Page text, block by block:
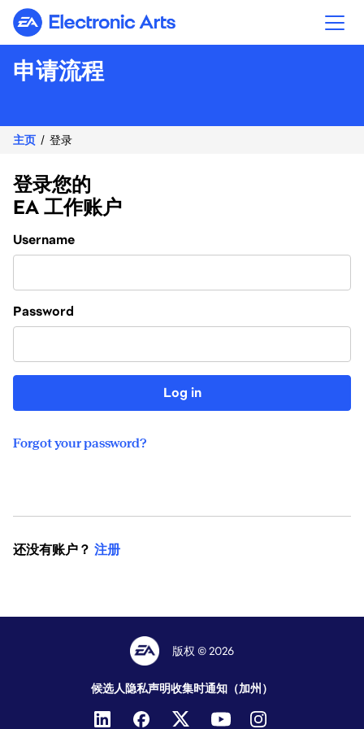
Electronic Arts
申请流程
主页 登录
登录您的
EA 工作账户
Login
Username
Password
Log in
Forgot your password?
还没有账户？ 注册
版权 © 2026
候选人隐私声明收集时通知（加州）